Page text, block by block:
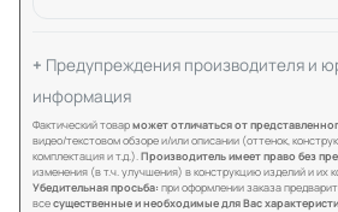
Предупреждения производителя и
информация
Фактический товарможет отличаться от
видео/текстовом обзоре и/или описании (оттенок,
комплектация и т.д.).Производитель имеет право без
изменения (в т.ч. улучшения) в конструкцию изделий и их
Убедительная просьба: при оформлении заказа
всесущественные и необходимые для Вас